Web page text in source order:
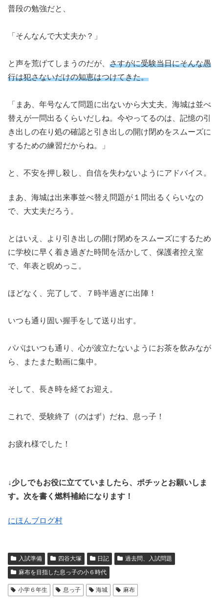
普段の勉強だと、
「そんなんで大丈夫か？」
と声を荒げてしまうのだが、 さすがに受験当日にそんな愚
行は犯さないだけの知恵はつけてきた。
「まあ、年号なんて問題に出ないから大丈夫。海城は並べ
替えが一問出るくらいだしね。今やってるのは、記憶の引
き出しの在り処の確認と引き出しの開け閉めをスムーズに
するための練習だからね。」
と、不安を押し殺し、自信を失わないようにアドバイス。
まあ、海城は出来事並べ替え問題が１問出るくらいなの
で、大丈夫だろう。
とはいえ、より引き出しの開け閉めをスムーズにするため
に学校に早く着き過ぎた時間を活かして、保護者控え室
で、年表と睨めっこ。
ほどなく、完了して、７時半過ぎに出陣！
いつも通り固い握手をして送り出す。
パパはいつも通り、心が波立たないようにお茶を飲みなが
ら、またまた動画に集中。
そして、長き時を経てお迎え。
これで、受験終了（のはず）だね、息っ子！
お疲れ様でした！
↓少しでもお役に立てていましたら、ポチッとお願いしま
す。次を書く燃料補給になります！
にほんブログ村
入試準備 四谷大塚 日記
過去問、入試問題
麻布を目指した息っ子の小６時代
小学６年生 息っ子 海城 麻布